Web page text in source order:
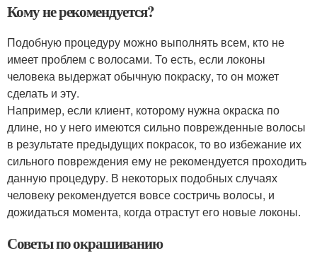
Кому не рекомендуется?
Подобную процедуру можно выполнять всем, кто не
имеет проблем с волосами. То есть, если локоны
человека выдержат обычную покраску, то он может
сделать и эту.
Например, если клиент, которому нужна окраска по
длине, но у него имеются сильно поврежденные волосы
в результате предыдущих покрасок, то во избежание их
сильного повреждения ему не рекомендуется проходить
данную процедуру. В некоторых подобных случаях
человеку рекомендуется вовсе состричь волосы, и
дожидаться момента, когда отрастут его новые локоны.
Советы по окрашиванию